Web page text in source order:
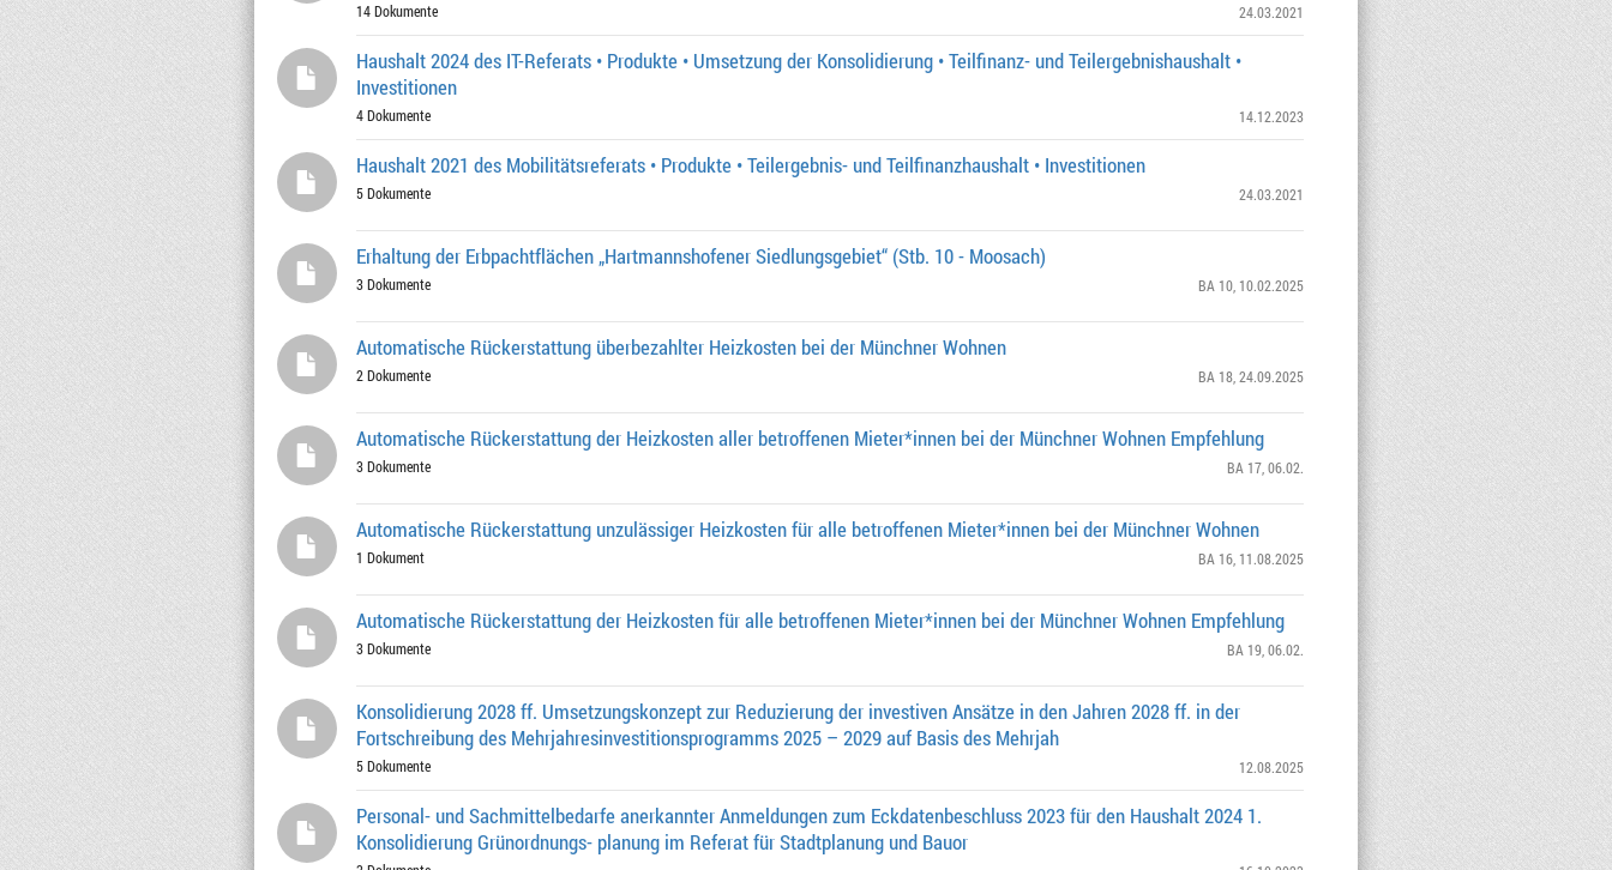
14 Dokumente 24.03.2021
Haushalt 2024 des IT-Referats • Produkte • Umsetzung der Konsolidierung • Teilfinanz- und Teilergebnishaushalt •
Investitionen
4 Dokumente 14.12.2023
Haushalt 2021 des Mobilitätsreferats • Produkte • Teilergebnis- und Teilfinanzhaushalt • Investitionen
5 Dokumente 24.03.2021
Erhaltung der Erbpachtflächen „Hartmannshofener Siedlungsgebiet“ (Stb. 10 - Moosach)
3 Dokumente BA 10, 10.02.2025
Automatische Rückerstattung überbezahlter Heizkosten bei der Münchner Wohnen
2 Dokumente BA 18, 24.09.2025
Automatische Rückerstattung der Heizkosten aller betroffenen Mieter*innen bei der Münchner Wohnen Empfehlung
3 Dokumente BA 17, 06.02.
Automatische Rückerstattung unzulässiger Heizkosten für alle betroffenen Mieter*innen bei der Münchner Wohnen
1 Dokument BA 16, 11.08.2025
Automatische Rückerstattung der Heizkosten für alle betroffenen Mieter*innen bei der Münchner Wohnen Empfehlung
3 Dokumente BA 19, 06.02.
Konsolidierung 2028 ff. Umsetzungskonzept zur Reduzierung der investiven Ansätze in den Jahren 2028 ff. in der
Fortschreibung des Mehrjahresinvestitionsprogramms 2025 – 2029 auf Basis des Mehrjah
5 Dokumente 12.08.2025
Personal- und Sachmittelbedarfe anerkannter Anmeldungen zum Eckdatenbeschluss 2023 für den Haushalt 2024 1.
Konsolidierung Grünordnungs- planung im Referat für Stadtplanung und Bauor